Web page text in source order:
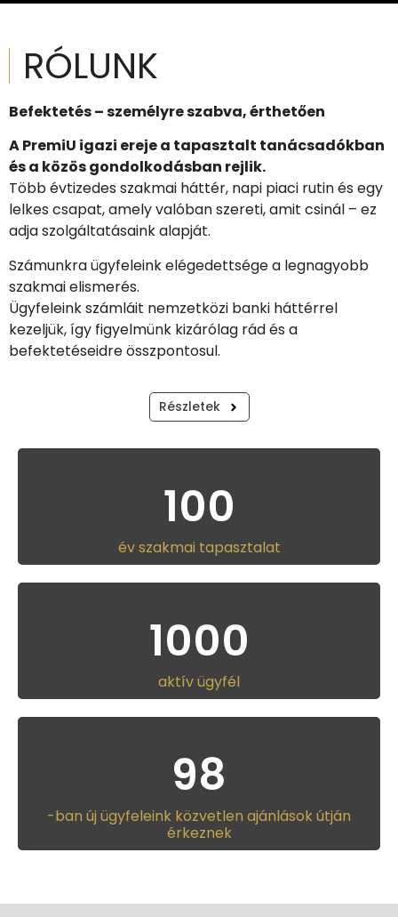
RÓLUNK
Befektetés – személyre szabva, érthetően
APremiU igazi ereje a tapasztalt tanácsadókban
és a közös gondolkodásban rejlik.
Több évtizedes szakmai háttér, napi piaci rutin és egy
lelkes csapat, amely valóban szereti, amit csinál – ez
adja szolgáltatásaink alapját.
Számunkra ügyfeleink elégedettsége a legnagyobb
szakmai elismerés.
Ügyfeleink számláit nemzetközi banki háttérrel
kezeljük, így figyelmünk kizárólag rád és a
befektetéseidre összpontosul.
Részletek
100
év szakmai tapasztalat
1000
aktív ügyfél
98
-ban új ügyfeleink közvetlen ajánlások útján
érkeznek